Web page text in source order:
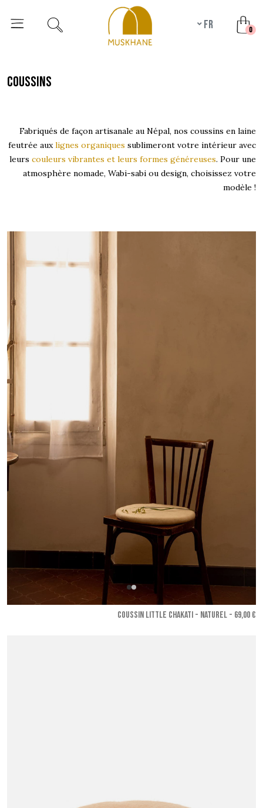
fr 0
coussins
Fabriqués de façon artisanale au Népal, nos coussins en laine
feutrée auxlignes organiques sublimeront votre intérieur avec
leurs couleurs vibrantes et leurs formes généreuses. Pour une
atmosphère nomade, Wabi-sabi ou design, choisissez votre
modèle !
COUSSIN LITTLE CHAKATI - Naturel - 69,00 €